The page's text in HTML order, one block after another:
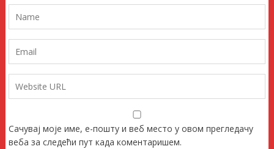
Сачувај моје име, е-пошту и веб место у овом прегледачу
веба за следећи пут када коментаришем.